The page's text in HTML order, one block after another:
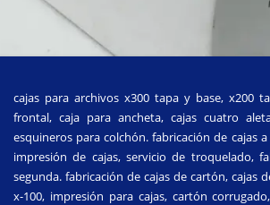
cajas para archivos x300 tapa y base, x200
frontal, caja para ancheta, cajas cuatro
esquineros para colchón. fabricación de cajas
impresión de cajas, servicio de troquelado,
segunda. fabricación de cajas de cartón, cajas
x-100, impresión para cajas, cartón